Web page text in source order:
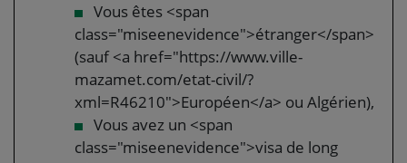
Vous êtes <span
class="miseenevidence">étranger</span>
(sauf <a href="https://www.ville-
mazamet.com/etat-civil/?
xml=R46210">Européen</a> ou Algérien),
Vous avez un <span
class="miseenevidence">visa de long